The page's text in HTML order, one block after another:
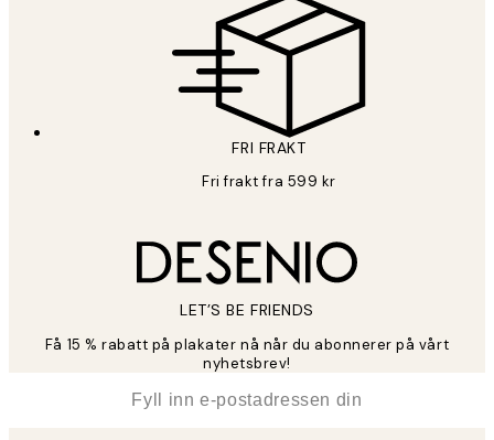
FRI FRAKT
Fri frakt fra 599 kr
LET’S BE FRIENDS
Få 15 % rabatt på plakater nå når du abonnerer på vårt
nyhetsbrev!